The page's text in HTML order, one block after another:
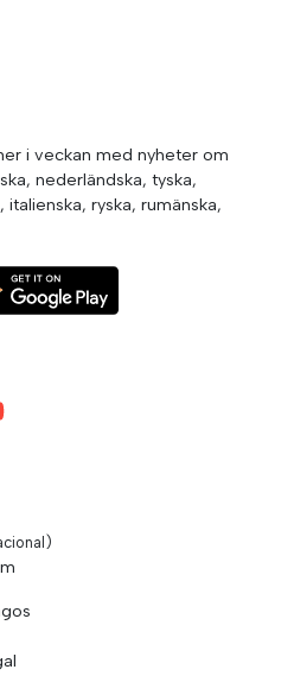
i veckan med nyheter om
nederländska, tyska,
ryska, rumänska,